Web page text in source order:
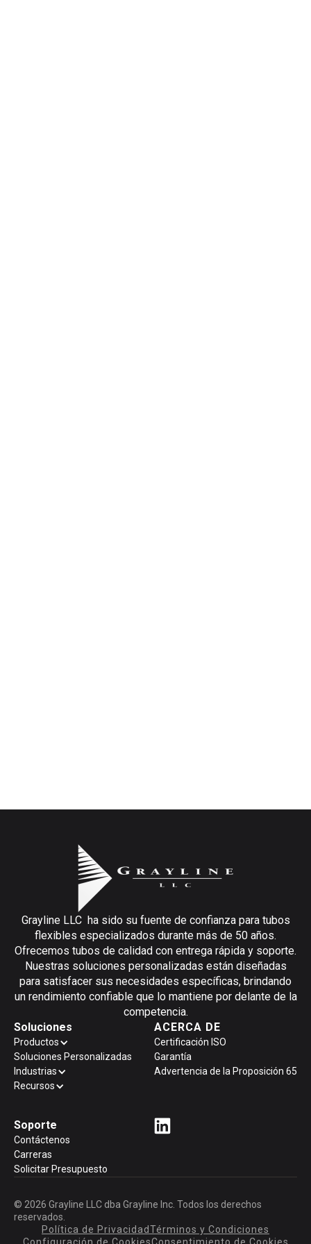
Grayline LLC ha sido su fuente de confianza para tubos
flexibles especializados durante más de 50 años.
Ofrecemos tubos de calidad con entrega rápida y soporte.
Nuestras soluciones personalizadas están diseñadas
para satisfacer sus necesidades específicas, brindando
un rendimiento confiable que lo mantiene por delante de la
competencia.
Soluciones
Productos
Soluciones Personalizadas
Industrias
Recursos
ACERCA DE
Certificación ISO
Garantía
Advertencia de la Proposición 65
Soporte
Contáctenos
Carreras
Solicitar Presupuesto
© 2026 Grayline LLC dba Grayline Inc. Todos los derechos
reservados.
Política de PrivacidadTérminos y Condiciones